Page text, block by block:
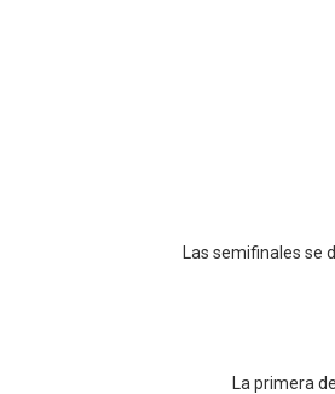
Las semifinales
La primera de